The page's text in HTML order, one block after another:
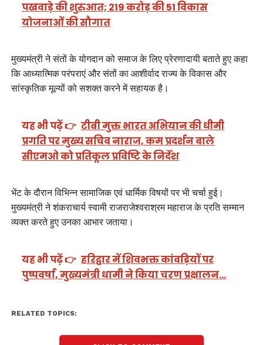
पखवाड़े की शुरुआत; 219 करोड़ की 51 विकास
योजनाओं की सौगात
मुख्यमंत्री ने संतों के योगदान को समाज के लिए प्रेरणादायी बताते हुए कहा
कि आध्यात्मिक परंपराएं और संतों का आशीर्वाद राज्य के विकास और
सांस्कृतिक मूल्यों को सशक्त करने में सहायक है।
यह भी पढ़ें 👉 टीबी मुक्त भारत अभियान की धीमी
प्रगति पर मुख्य सचिव नाराज, कम प्रदर्शन वाले
सीएमओ को प्रतिकूल प्रविष्टि के निर्देश
भेंट के दौरान विभिन्न सामाजिक एवं धार्मिक विषयों पर भी चर्चा हुई।
मुख्यमंत्री ने शंकराचार्य स्वामी राजराजेश्वराश्रम महाराज के प्रति सम्मान
व्यक्त करते हुए उनका आभार जताया।
यह भी पढ़ें 👉 हरिद्वार में शिवभक्त कांवड़ियों पर
पुष्पवर्षा, मुख्यमंत्री धामी ने किया चरण प्रक्षालन…
RELATED TOPICS: